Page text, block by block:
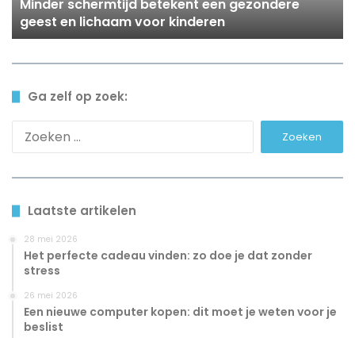
voor
kinderen
Minder schermtijd betekent een gezondere
geest en lichaam voor kinderen
Ga zelf op zoek:
Laatste artikelen
28 mei 2026
Het perfecte cadeau vinden: zo doe je dat zonder
stress
26 mei 2026
Een nieuwe computer kopen: dit moet je weten voor je
beslist